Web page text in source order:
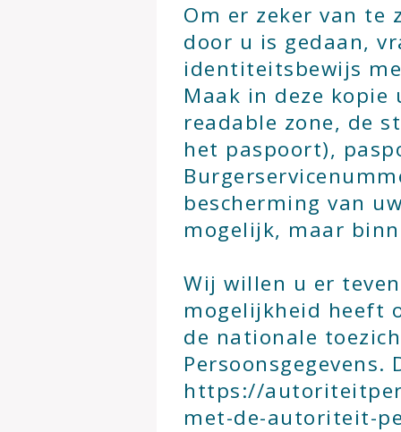
Om er zeker van te
door u is gedaan,
identiteitsbewijs
Maak in deze kopie
readable zone, de
het paspoort),
bescherming van
mogelijk, maar
Wij willen u er
mogelijkheid heeft
de nationale
https://
met-de-autoriteit-